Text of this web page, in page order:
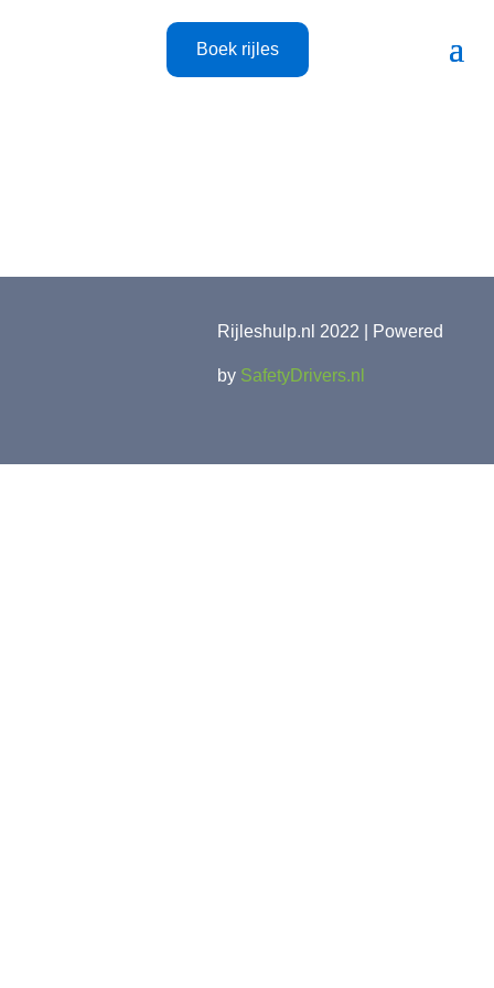
Boek rijles
Rijleshulp.nl 2022 | Powered
by SafetyDrivers.nl